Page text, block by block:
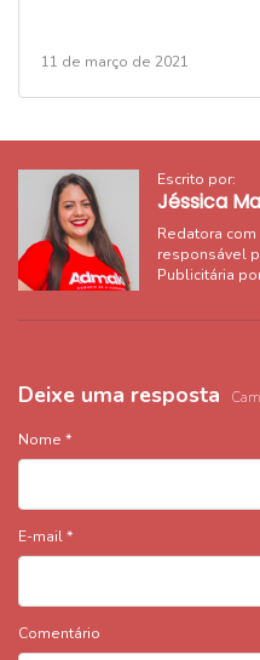
11 de março de 2021
Escrito por:
Jéssica
Redatora
responsável
Publicitária
Deixe uma resposta
Nome *
E-mail*
Comentário